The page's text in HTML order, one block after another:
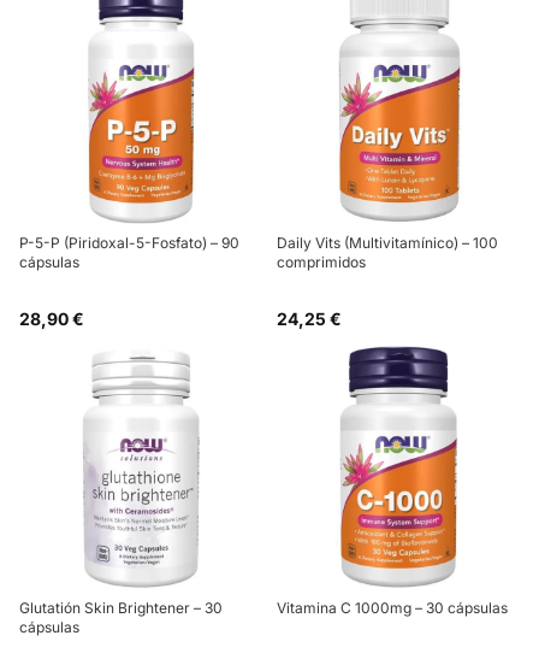
P-5-P (Piridoxal-5-Fosfato) – 90
cápsulas
28,90 €
Daily Vits (Multivitamínico) – 100
comprimidos
24,25 €
Glutatión Skin Brightener – 30
cápsulas
Vitamina C 1000mg – 30 cápsulas